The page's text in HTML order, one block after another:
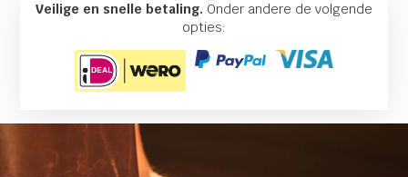
Veilige en snelle betaling. Onder andere de volgende
opties: